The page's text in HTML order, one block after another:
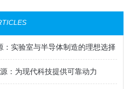
：实验室与半导体制造的理想选择
：为现代科技提供可靠动力